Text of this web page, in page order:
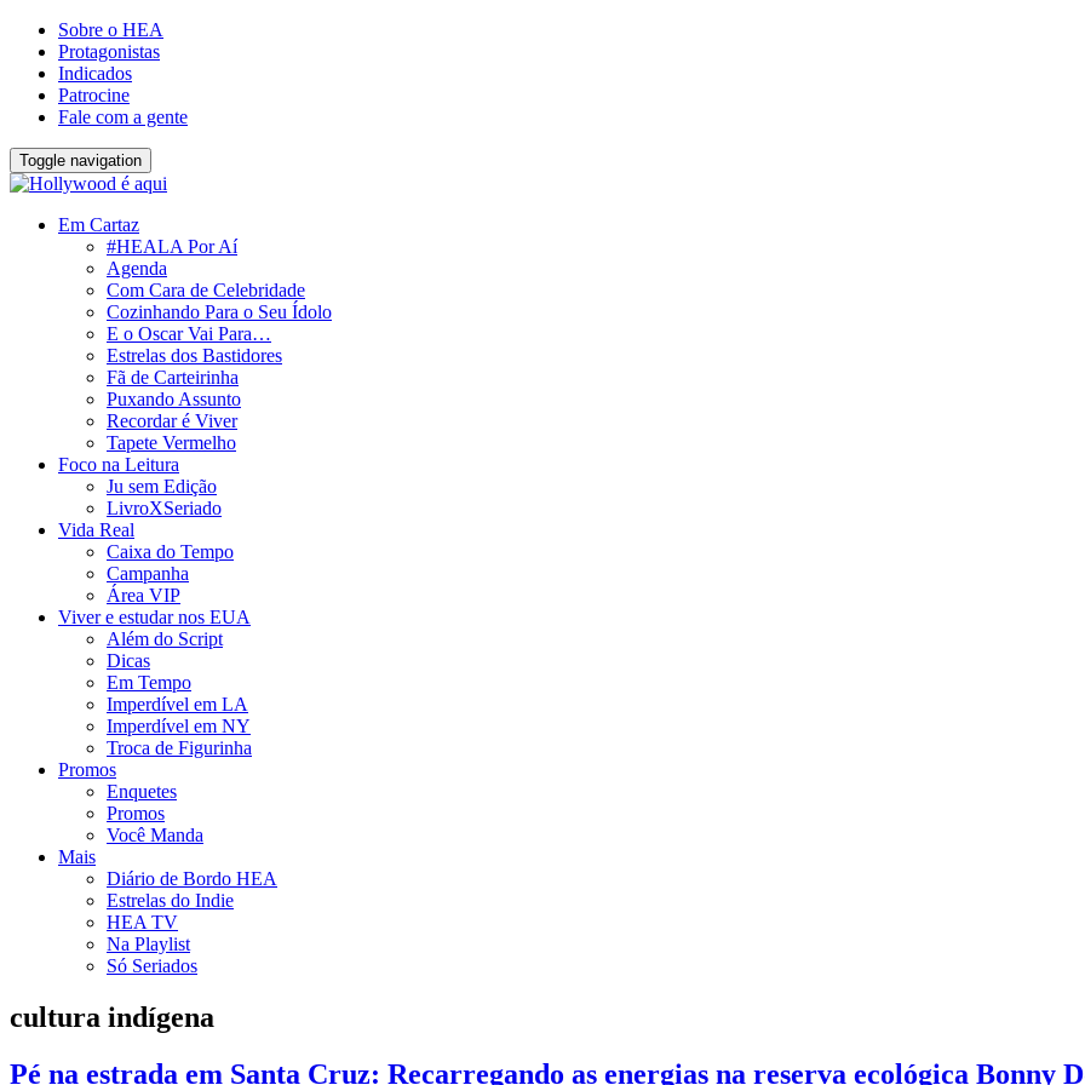
Sobre o HEA
Protagonistas
Indicados
Patrocine
Fale com a gente
Toggle navigation
Em Cartaz
#HEALA Por Aí
Agenda
Com Cara de Celebridade
Cozinhando Para o Seu Ídolo
E o Oscar Vai Para…
Estrelas dos Bastidores
Fã de Carteirinha
Puxando Assunto
Recordar é Viver
Tapete Vermelho
Foco na Leitura
Ju sem Edição
LivroXSeriado
Vida Real
Caixa do Tempo
Campanha
Área VIP
Viver e estudar nos EUA
Além do Script
Dicas
Em Tempo
Imperdível em LA
Imperdível em NY
Troca de Figurinha
Promos
Enquetes
Promos
Você Manda
Mais
Diário de Bordo HEA
Estrelas do Indie
HEA TV
Na Playlist
Só Seriados
cultura indígena
Pé na estrada em Santa Cruz: Recarregando as energias na reserva ecológica Bonny